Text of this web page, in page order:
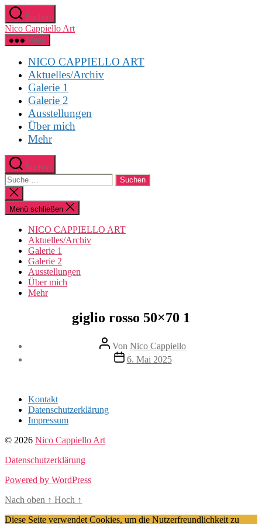
Direkt
zum
Inhalt
wechseln
Suchen
Nico Cappiello Art
Menü
NICO CAPPIELLO ART
Aktuelles/Archiv
Galerie 1
Galerie 2
Ausstellungen
Über mich
Mehr
Suchen
Suche
nach:
Suche
schließen
Menü schließen
NICO CAPPIELLO ART
Aktuelles/Archiv
Galerie 1
Galerie 2
Ausstellungen
Über mich
Mehr
giglio rosso 50×70 1
Beitragsautor
Von Nico Cappiello
Beitragsdatum
6. Mai 2025
Kontakt
Datenschutzerklärung
Impressum
© 2026 Nico Cappiello Art
Datenschutzerklärung
Powered by WordPress
Nach oben ↑ Hoch ↑
Diese Seite verwendet Cookies, um die Nutzerfreundlichkeit zu